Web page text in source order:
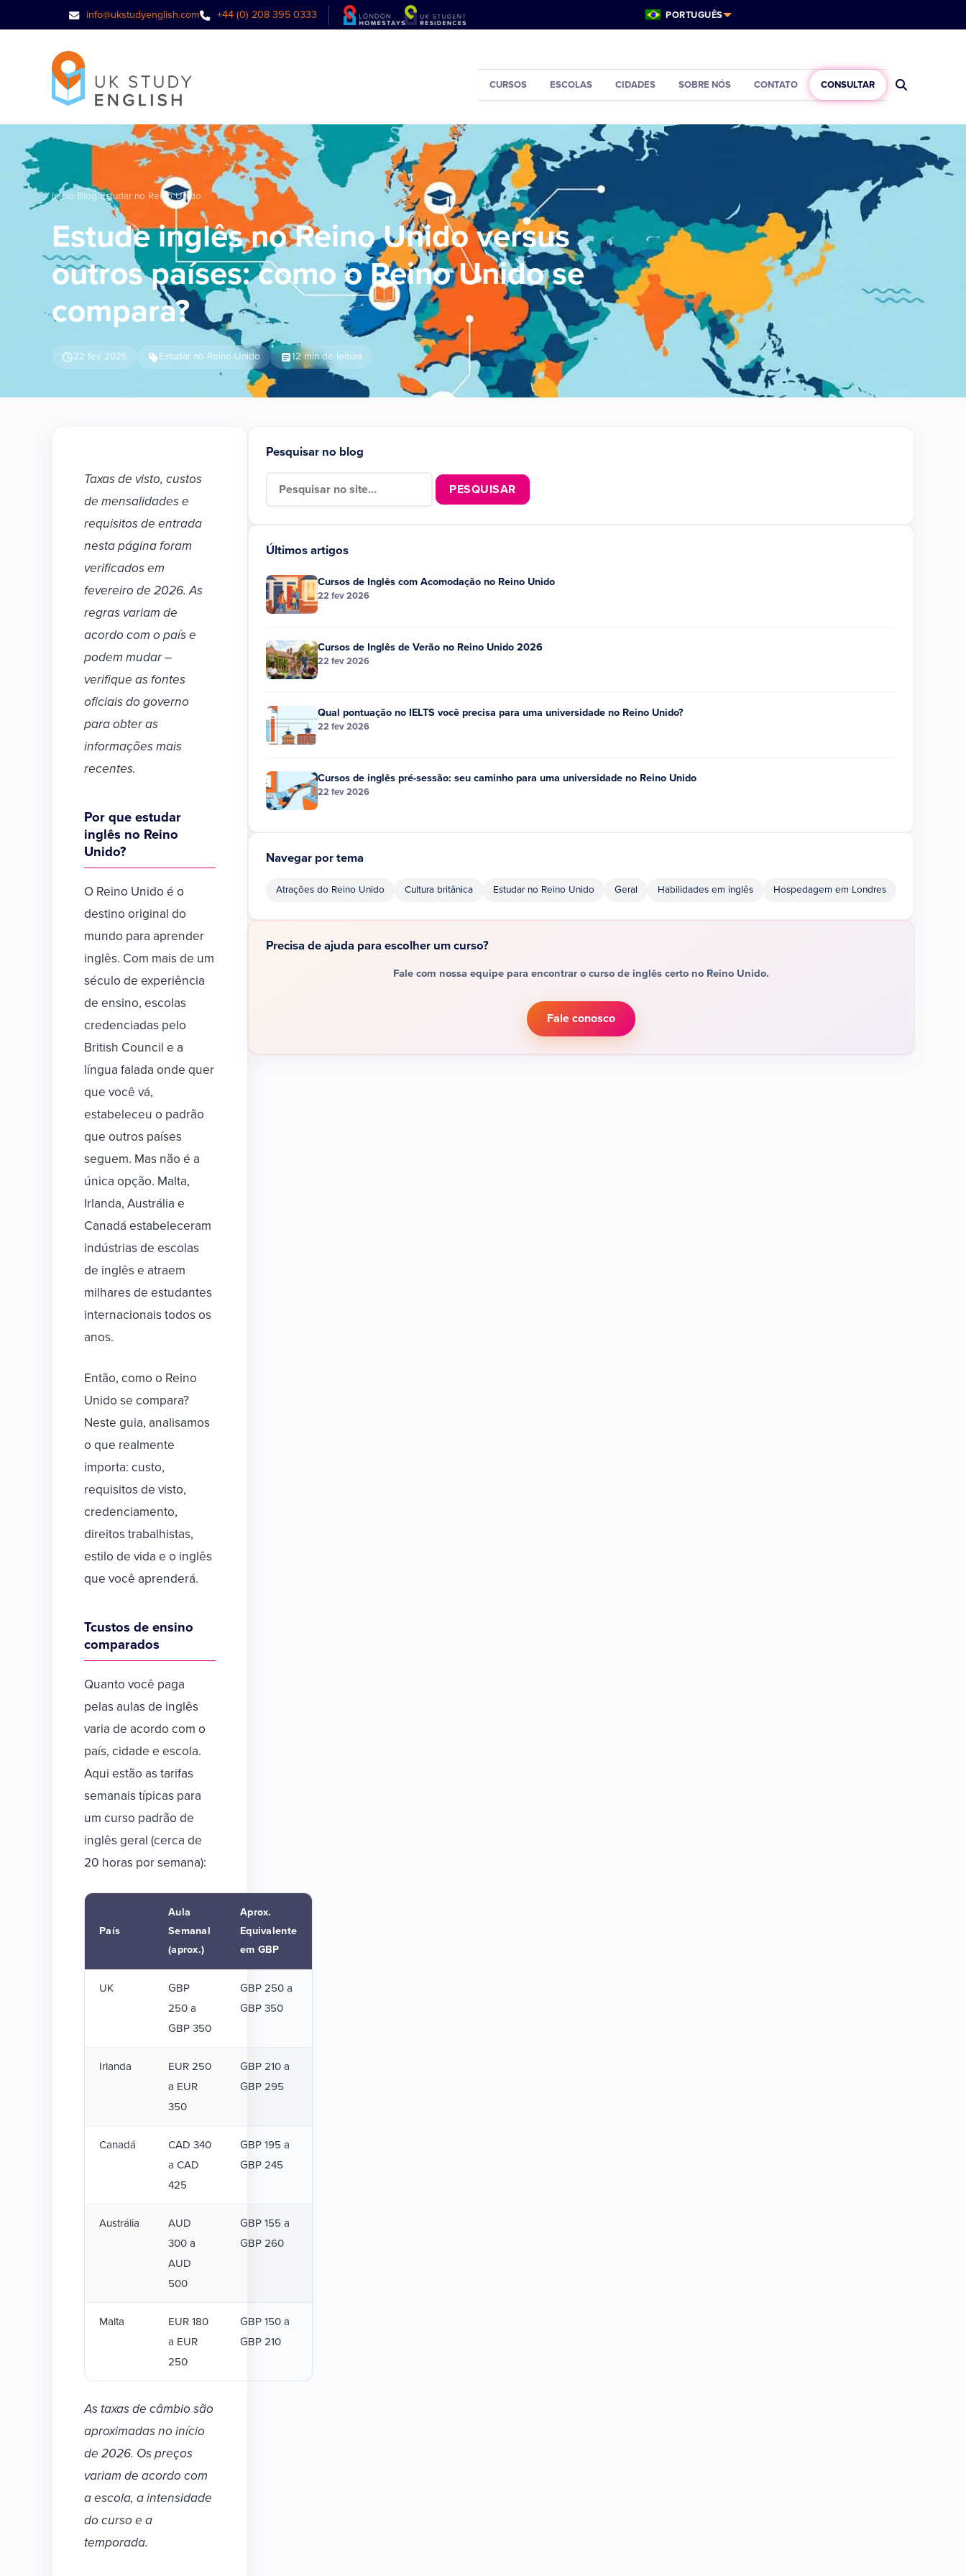
info@ukstudyenglish.com +44 (0) 208 395 0333 PORTUGUÊS
CURSOS ESCOLAS CIDADES SOBRE NÓS CONTATO CONSULTAR
Início/Blog/Estudar no Reino Unido
Estude inglês no Reino Unido versus
outros países: como o Reino Unido se
compara?
22 fev 2026 Estudar no Reino Unido 12 min de leitura
Taxas de visto, custos
de mensalidades e
requisitos de entrada
nesta página foram
verificados em
fevereiro de 2026. As
regras variam de
acordo com o país e
podem mudar –
verifique as fontes
oficiais do governo
para obter as
informações mais
recentes.
Por que estudar
inglês no Reino
Unido?
O Reino Unido é o
destino original do
mundo para aprender
inglês. Com mais de um
século de experiência
de ensino, escolas
credenciadas pelo
British Council e a
língua falada onde quer
que você vá,
estabeleceu o padrão
que outros países
seguem. Mas não é a
única opção. Malta,
Irlanda, Austrália e
Canadá estabeleceram
indústrias de escolas
de inglês e atraem
milhares de estudantes
internacionais todos os
anos.
Então, como o Reino
Unido se compara?
Neste guia, analisamos
o que realmente
importa: custo,
requisitos de visto,
credenciamento,
direitos trabalhistas,
estilo de vida e o inglês
que você aprenderá.
Tcustos de ensino
comparados
Quanto você paga
pelas aulas de inglês
varia de acordo com o
país, cidade e escola.
Aqui estão as tarifas
semanais típicas para
um curso padrão de
inglês geral (cerca de
20 horas por semana):
País
Aula
Semanal
(aprox.)
Aprox.
Equivalente
em GBP
UK
GBP
250 a
GBP 350
GBP 250 a
GBP 350
Irlanda
EUR 250
a EUR
350
GBP 210 a
GBP 295
Canadá
CAD 340
a CAD
425
GBP 195 a
GBP 245
Austrália
AUD
300 a
AUD
500
GBP 155 a
GBP 260
Malta
EUR 180
a EUR
250
GBP 150 a
GBP 210
As taxas de câmbio são
aproximadas no início
de 2026. Os preços
variam de acordo com
a escola, a intensidade
do curso e a
temporada.
Pesquisar no blog
Últimos artigos
Cursos de Inglês com Acomodação no Reino Unido
22 fev 2026
Cursos de Inglês de Verão no Reino Unido 2026
22 fev 2026
Qual pontuação no IELTS você precisa para uma universidade no Reino Unido?
22 fev 2026
Cursos de inglês pré-sessão: seu caminho para uma universidade no Reino Unido
22 fev 2026
Navegar por tema
Atrações do Reino Unido Cultura britânica Estudar no Reino Unido Geral Habilidades em inglês Hospedagem em Londres
Precisa de ajuda para escolher um curso?
Fale com nossa equipe para encontrar o curso de inglês certo no Reino Unido.
Fale conosco